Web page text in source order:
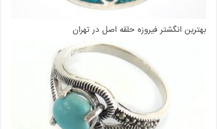
بهترین انگشتر فیروزه حلقه اصل در تهران